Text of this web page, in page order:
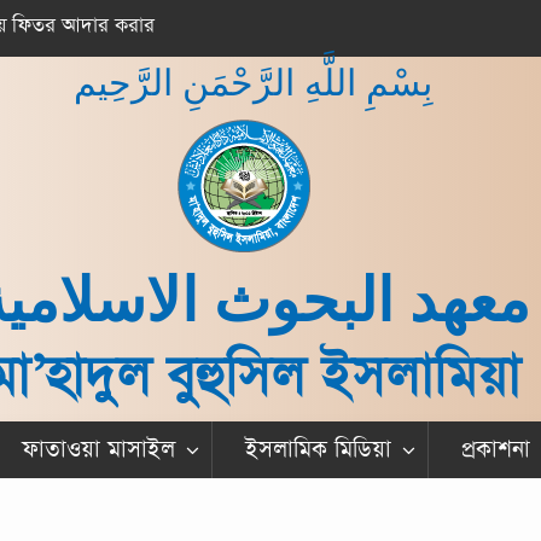
আদার করার
সাগর তীরে শুভ্র মিছিল
بِسْمِ اللَّهِ الرَّحْمَنِ الرَّحِيم
معهد البحوث
বুহুসিল ইসলামিয়া
ফাতাওয়া মাসাইল ইসলামিক মিডিয়া প্রকাশনা